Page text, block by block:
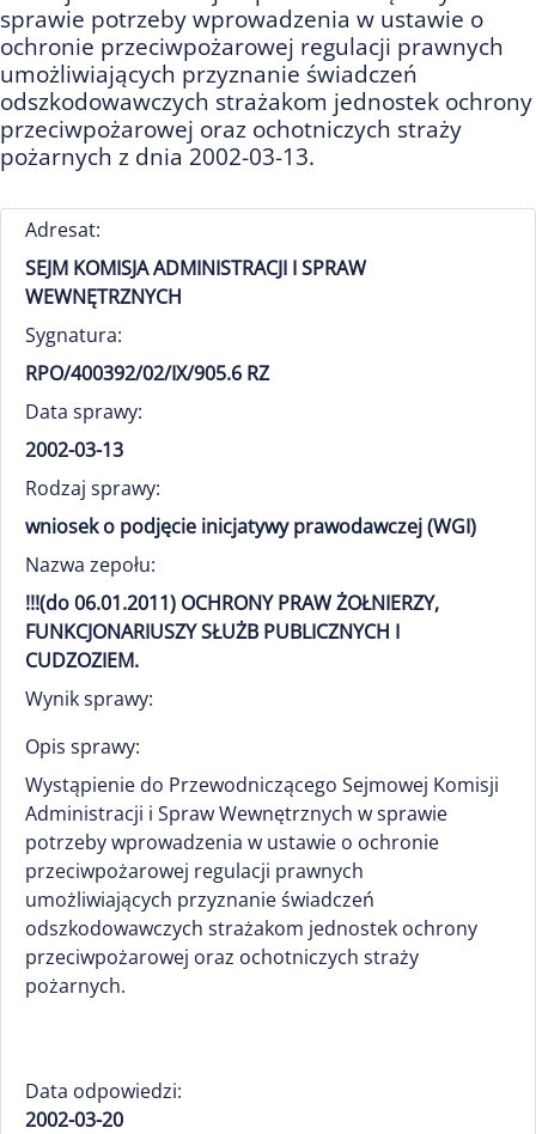
sprawie potrzeby wprowadzenia w ustawie o
ochronie przeciwpożarowej regulacji prawnych
umożliwiających przyznanie świadczeń
odszkodowawczych strażakom jednostek ochrony
przeciwpożarowej oraz ochotniczych straży
pożarnych z dnia 2002-03-13.
Adresat:
SEJM KOMISJA ADMINISTRACJI I SPRAW
WEWNĘTRZNYCH
Sygnatura:
RPO/400392/02/IX/905.6 RZ
Data sprawy:
2002-03-13
Rodzaj sprawy:
wniosek o podjęcie inicjatywy prawodawczej (WGI)
Nazwa zepołu:
!!!(do 06.01.2011) OCHRONY PRAW ŻOŁNIERZY,
FUNKCJONARIUSZY SŁUŻB PUBLICZNYCH I
CUDZOZIEM.
Wynik sprawy:
Opis sprawy:
Wystąpienie do Przewodniczącego Sejmowej Komisji
Administracji i Spraw Wewnętrznych w sprawie
potrzeby wprowadzenia w ustawie o ochronie
przeciwpożarowej regulacji prawnych
umożliwiających przyznanie świadczeń
odszkodowawczych strażakom jednostek ochrony
przeciwpożarowej oraz ochotniczych straży
pożarnych.
Data odpowiedzi:
2002-03-20